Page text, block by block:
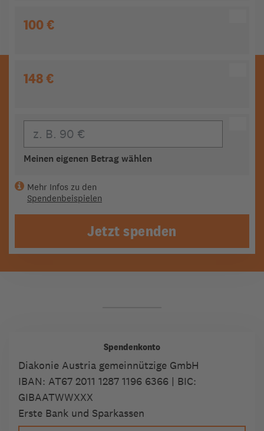
100 €
148 €
Meinen eigenen Betrag wählen
Mehr Infos zu den
Spendenbeispielen
Jetzt spenden
Spendenkonto
Diakonie Austria gemeinnützige GmbH
IBAN: AT67 2011 1287 1196 6366 | BIC:
GIBAATWWXXX
Erste Bank und Sparkassen